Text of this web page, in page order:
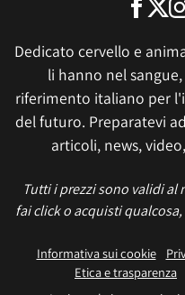
Dedicato cervello e
li hanno nel
riferimento italiano per
del futuro. Preparatevi
articoli, news,
Tutti i prezzi sono validi
fai click o acquisti
Informativa sui cookie
Etica e trasparenza